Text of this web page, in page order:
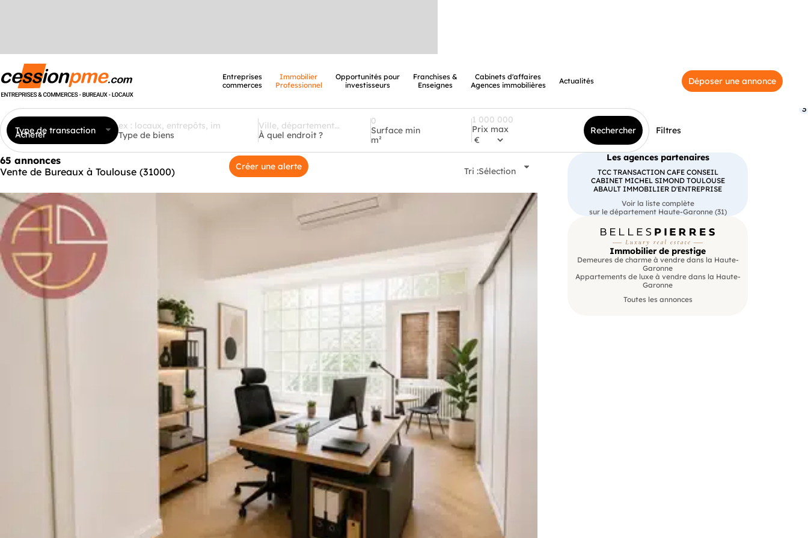
Entreprises
commerces
Immobilier
Professionnel
Opportunités pour
investisseurs
Franchises &
Enseignes
Cabinets d'affaires
Agences immobilières
Actualités Déposer une annonce
Type de transaction
Acheter Type de biens À quel endroit ?
Surface min
m²
Prix max Rechercher Filtres
3
65 annonces
Vente de Bureaux à Toulouse (31000)
Créer une alerte Tri :Sélection
Les agences partenaires
TCC TRANSACTION CAFE CONSEIL
CABINET MICHEL SIMOND TOULOUSE
ABAULT IMMOBILIER D'ENTREPRISE
Voir la liste complète
sur le département Haute-Garonne (31)
Immobilier de prestige
Demeures de charme à vendre dans la Haute-
Garonne
Appartements de luxe à vendre dans la Haute-
Garonne
Toutes les annonces